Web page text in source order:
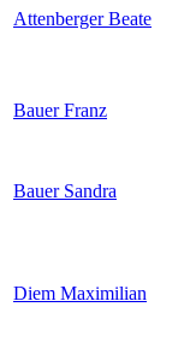
Attenberger Beate
Bauer Franz
Bauer Sandra
Diem Maximilian